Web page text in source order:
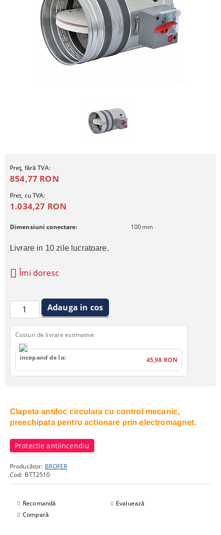
Clapeta antifoc circulara cu control mecanic,
preechipata pentru actionare prin electromagnet.
Protectie antiincendiu
Producător: BROFER
Cod: BTT2510
Recomandă
Evaluează
Compară
Preţ, fără TVA:
854,77 RON
Pret, cu TVA:
1.034,27 RON
Dimensiuni conectare: 100mm
Livrare in 10 zile lucratoare.
Îmi doresc
Costuri de livrare estimative
incepand de la: 45,98 RON